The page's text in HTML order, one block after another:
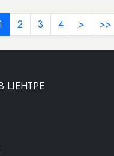
2 3 4 > >>
ЦЕНТРЕ